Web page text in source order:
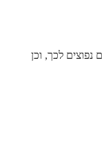
לכך, וכן